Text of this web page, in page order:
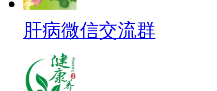
肝病微信交流群